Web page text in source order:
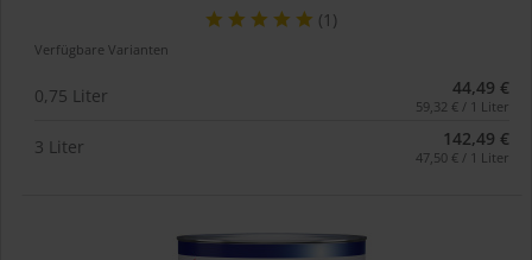
(1)
Verfügbare Varianten
0,75 Liter 44,49 €
59,32 € / 1 Liter
3 Liter 142,49 €
47,50 € / 1 Liter